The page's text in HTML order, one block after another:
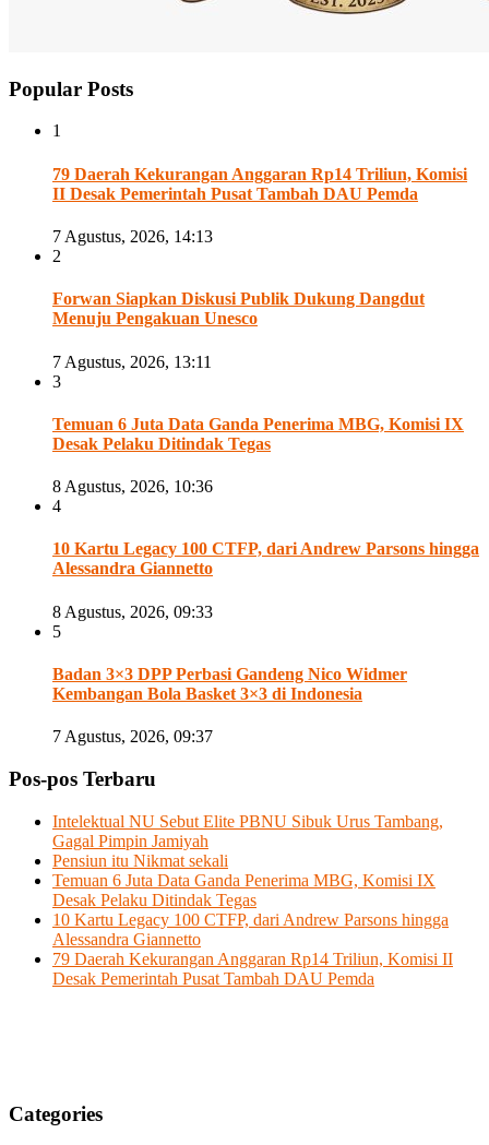
Popular Posts
1
79 Daerah Kekurangan Anggaran Rp14 Triliun, Komisi
II Desak Pemerintah Pusat Tambah DAU Pemda
7 Agustus, 2026, 14:13
2
Forwan Siapkan Diskusi Publik Dukung Dangdut
Menuju Pengakuan Unesco
7 Agustus, 2026, 13:11
3
Temuan 6 Juta Data Ganda Penerima MBG, Komisi IX
Desak Pelaku Ditindak Tegas
8 Agustus, 2026, 10:36
4
10 Kartu Legacy 100 CTFP, dari Andrew Parsons hingga
Alessandra Giannetto
8 Agustus, 2026, 09:33
5
Badan 3×3 DPP Perbasi Gandeng Nico Widmer
Kembangan Bola Basket 3×3 di Indonesia
7 Agustus, 2026, 09:37
Pos-pos Terbaru
Intelektual NU Sebut Elite PBNU Sibuk Urus Tambang,
Gagal Pimpin Jamiyah
Pensiun itu Nikmat sekali
Temuan 6 Juta Data Ganda Penerima MBG, Komisi IX
Desak Pelaku Ditindak Tegas
10 Kartu Legacy 100 CTFP, dari Andrew Parsons hingga
Alessandra Giannetto
79 Daerah Kekurangan Anggaran Rp14 Triliun, Komisi II
Desak Pemerintah Pusat Tambah DAU Pemda
Categories